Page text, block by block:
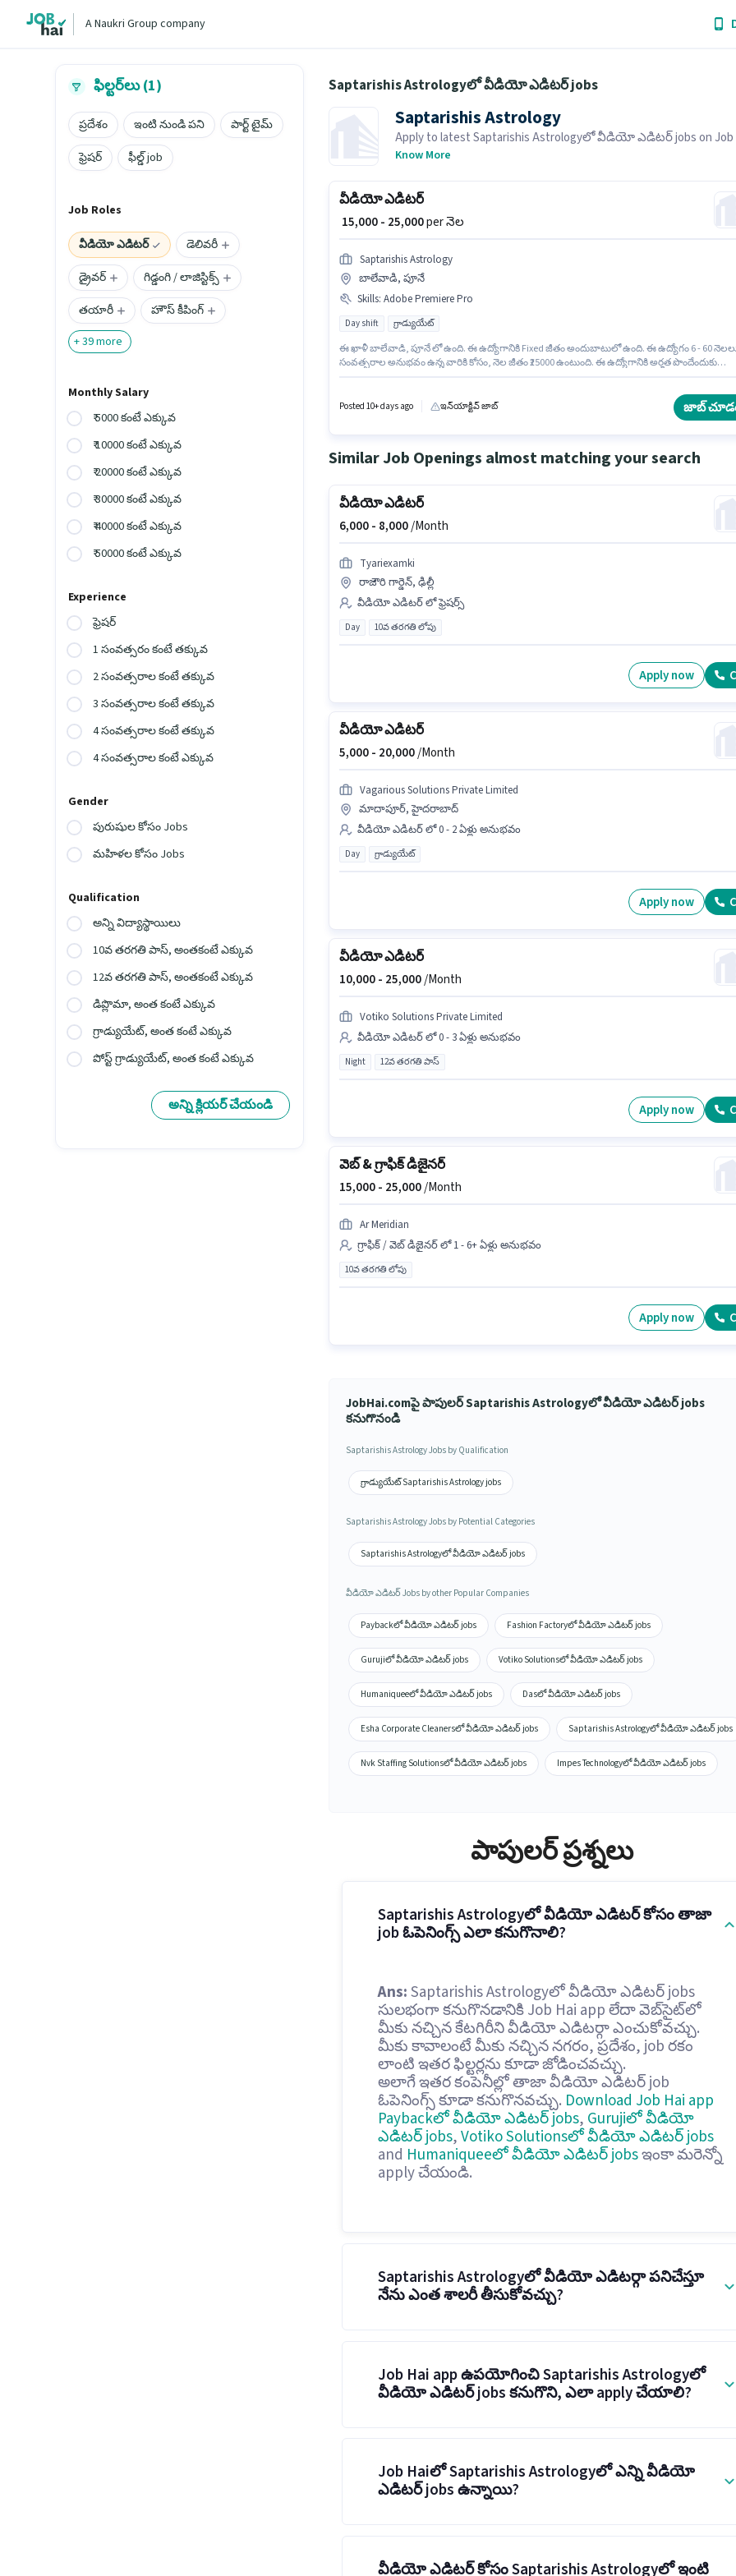
A Naukri Group company
ఫిల్టర్‌లు (1)
ప్రదేశం ఇంటి నుండి పని
పార్ట్ టైమ్
ఫ్రెషర్
ఫీల్డ్ job
Job Roles
వీడియో ఎడిటర్
డెలివరీ
డ్రైవర్
గిడ్డంగి / లాజిస్టిక్స్
తయారీ
హౌస్ కీపింగ్
+39more
Monthly Salary
₹ 5000 కంటే ఎక్కువ
₹ 10000 కంటే ఎక్కువ
₹ 20000 కంటే ఎక్కువ
₹ 30000 కంటే ఎక్కువ
₹ 40000 కంటే ఎక్కువ
₹ 50000 కంటే ఎక్కువ
Experience
ఫ్రెషర్
1 సంవత్సరం కంటే తక్కువ
2 సంవత్సరాల కంటే తక్కువ
3 సంవత్సరాల కంటే తక్కువ
4 సంవత్సరాల కంటే తక్కువ
4 సంవత్సరాల కంటే ఎక్కువ
Gender
పురుషుల కోసం Jobs
మహిళల కోసం Jobs
Qualification
అన్ని విద్యాస్థాయిలు
10వ తరగతి పాస్, అంతకంటే ఎక్కువ
12వ తరగతి పాస్, అంతకంటే ఎక్కువ
డిప్లొమా, అంత కంటే ఎక్కువ
గ్రాడ్యుయేట్, అంత కంటే ఎక్కువ
పోస్ట్ గ్రాడ్యుయేట్, అంత కంటే ఎక్కువ
అన్ని క్లియర్ చేయండి
Saptarishis Astrologyలో వీడియో ఎడిటర్ jobs
Saptarishis Astrology
Apply to latest Saptarishis Astrologyలో వీడియో ఎడిటర్ jobs on Job
Recruiter is actively hiring in your area.
Know More
వీడియో ఎడిటర్
₹ 15,000 - 25,000per నెల
Saptarishis Astrology
బాలేవాడి, పూనే
Skills: Adobe Premiere Pro
Day shift గ్రాడ్యుయేట్
ఈ ఖాళీ బాలేవాడి, పూనే లో ఉంది. ఈ ఉద్యోగానికి Fixed జీతం అందుబాటులో ఉంది. ఈ ఉద్యోగం 6 - 60
సంవత్సరాల అనుభవం ఉన్న వారికి కోసం, నెల జీతం ₹25000 ఉంటుంది. ఈ ఉద్యోగానికి అర్హత పొందేందుకు
ఉండాలి.
Posted 10+ days ago ఇన్‌యాక్టివ్ జాబ్ జాబ్
Similar Job Openings almost matching your search
వీడియో ఎడిటర్
6,000 - 8,000/Month
Tyariexamki
రాజౌరి గార్డెన్, ఢిల్లీ
వీడియో ఎడిటర్ లో ఫ్రెషర్స్
Day 10వ తరగతి లోపు
Apply now
వీడియో ఎడిటర్
5,000 - 20,000/Month
Vagarious Solutions Private Limited
మాదాపూర్, హైదరాబాద్
వీడియో ఎడిటర్ లో 0 - 2 ఏళ్లు అనుభవం
Day గ్రాడ్యుయేట్
Apply now
వీడియో ఎడిటర్
10,000 - 25,000/Month
Votiko Solutions Private Limited
వీడియో ఎడిటర్ లో 0 - 3 ఏళ్లు అనుభవం
Night 12వ తరగతి పాస్
Apply now
వెబ్ & గ్రాఫిక్ డిజైనర్
15,000 - 25,000/Month
Ar Meridian
గ్రాఫిక్ / వెబ్ డిజైనర్ లో 1 - 6+ ఏళ్లు అనుభవం
10వ తరగతి లోపు
Apply now
JobHai.comపై పాపులర్ Saptarishis Astrologyలో వీడియో ఎడిటర్ jobs
కనుగొనండి
Saptarishis Astrology Jobs by Qualification
గ్రాడ్యుయేట్ Saptarishis Astrology jobs
Saptarishis Astrology Jobs by Potential Categories
Saptarishis Astrologyలో వీడియో ఎడిటర్ jobs
వీడియో ఎడిటర్ Jobs by other Popular Companies
Paybackలో వీడియో ఎడిటర్ jobs Fashion Factoryలో వీడియో ఎడిటర్ jobs
Gurujiలో వీడియో ఎడిటర్ jobs Votiko Solutionsలో వీడియో ఎడిటర్ jobs
Humaniqueeలో వీడియో ఎడిటర్ jobs Dasలో వీడియో ఎడిటర్ jobs
Esha Corporate Cleanersలో వీడియో ఎడిటర్ jobs Saptarishis Astrologyలో వీడియో ఎడిటర్ jobs
Nvk Staffing Solutionsలో వీడియో ఎడిటర్ jobs Impes Technologyలో వీడియో ఎడిటర్ jobs
పాపులర్ ప్రశ్నలు
Saptarishis Astrologyలో వీడియో ఎడిటర్ కోసం తాజా
job ఓపెనింగ్స్ ఎలా కనుగొనాలి?
Ans:Saptarishis Astrologyలో వీడియో ఎడిటర్ jobs
సులభంగా కనుగొనడానికి Job Hai app లేదా వెబ్‌సైట్‌లో
మీకు నచ్చిన కేటగిరీని వీడియో ఎడిటర్గా ఎంచుకోవచ్చు.
మీకు కావాలంటే మీకు నచ్చిన నగరం, ప్రదేశం, job రకం
లాంటి ఇతర ఫిల్టర్లను కూడా జోడించవచ్చు.
అలాగే ఇతర కంపెనీల్లో తాజా వీడియో ఎడిటర్ job
ఓపెనింగ్స్ కూడా కనుగొనవచ్చు. Download Job Hai app
Paybackలో వీడియో ఎడిటర్ jobs, Gurujiలో వీడియో
ఎడిటర్ jobs,Votiko Solutionsలో వీడియో ఎడిటర్ jobs
and Humaniqueeలో వీడియో ఎడిటర్ jobsఇంకా మరెన్నో
apply చేయండి.
Saptarishis Astrologyలో వీడియో ఎడిటర్గా పనిచేస్తూ
నేను ఎంత శాలరీ తీసుకోవచ్చు?
Job Hai app ఉపయోగించి Saptarishis Astrologyలో
వీడియో ఎడిటర్ jobs కనుగొని, ఎలా apply చేయాలి?
Job Haiలో Saptarishis Astrologyలో ఎన్ని వీడియో
ఎడిటర్ jobs ఉన్నాయి?
వీడియో ఎడిటర్ కోసం Saptarishis Astrologyలో ఇంటి